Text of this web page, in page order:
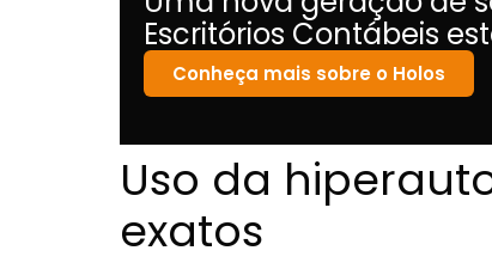
Escritórios Contábeis
Conheça mais sobre o Holos
Uso da
exatos